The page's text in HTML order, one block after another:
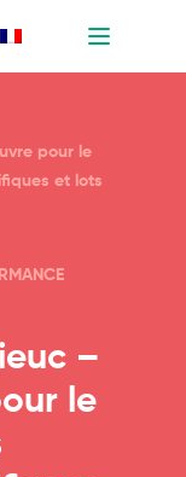
pour le
et lots
–
le